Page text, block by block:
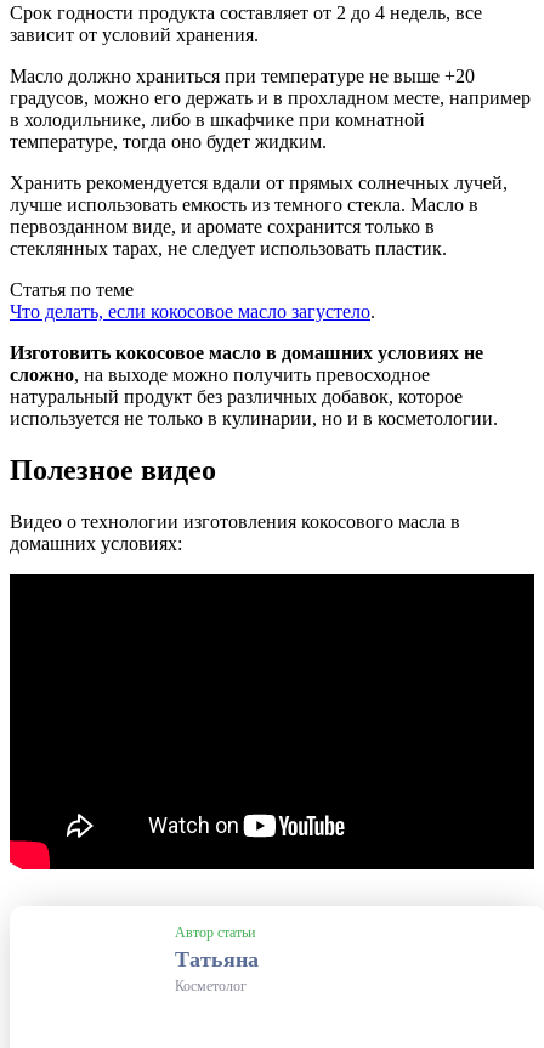
Срок годности продукта составляет от 2 до 4 недель, все
зависит от условий хранения.
Масло должно храниться при температуре не выше +20
градусов, можно его держать и в прохладном месте, например
в холодильнике, либо в шкафчике при комнатной
температуре, тогда оно будет жидким.
Хранить рекомендуется вдали от прямых солнечных лучей,
лучше использовать емкость из темного стекла. Масло в
первозданном виде, и аромате сохранится только в
стеклянных тарах, не следует использовать пластик.
Статья по теме
Что делать, если кокосовое масло загустело.
Изготовить кокосовое масло в домашних условиях не
сложно, на выходе можно получить превосходное
натуральный продукт без различных добавок, которое
используется не только в кулинарии, но и в косметологии.
Полезное видео
Видео о технологии изготовления кокосового масла в
домашних условиях:
Автор статьи
Татьяна
Косметолог